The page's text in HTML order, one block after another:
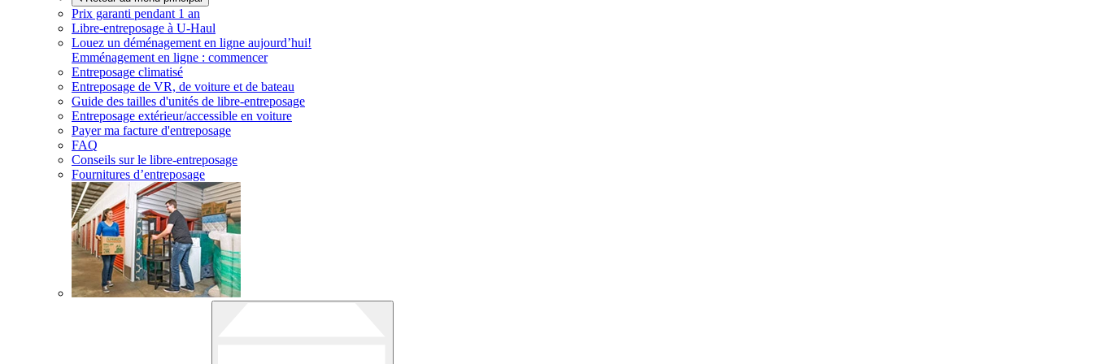
Prix garanti pendant 1 an
Libre-entreposage à U-Haul
Louez un déménagement en ligne aujourd’hui!
Emménagement en ligne : commencer
Entreposage climatisé
Entreposage de VR, de voiture et de bateau
Guide des tailles d'unités de libre-entreposage
Entreposage extérieur/accessible en voiture
Payer ma facture d'entreposage
FAQ
Conseils sur le libre-entreposage
Fournitures d’entreposage